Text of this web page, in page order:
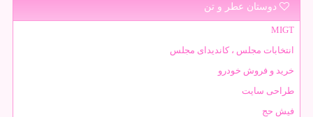
دوستان عطر و تن
MIGT
انتخابات مجلس ، کاندیدای مجلس
خرید و فروش خودرو
طراحی سایت
فیش حج